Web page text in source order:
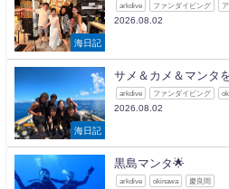
海日記
arkdive ファンダイビング
2026.08.02
海日記
サメ＆カメ＆マンタ
arkdive ファンダイビング
2026.08.02
黒島マンタ🌟
arkdive okinawa 慶良間